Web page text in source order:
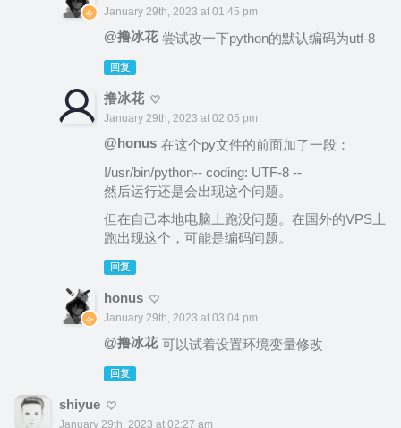
January 29th, 2023 at 01:45 pm
@撸冰花 尝试改一下python的默认编码为utf-8
回复
撸冰花
January 29th, 2023 at 02:05 pm
@honus 在这个py文件的前面加了一段：
!/usr/bin/python-- coding: UTF-8 --
然后运行还是会出现这个问题。
但在自己本地电脑上跑没问题。在国外的VPS上
跑出现这个，可能是编码问题。
回复
honus
January 29th, 2023 at 03:04 pm
@撸冰花 可以试着设置环境变量修改
回复
shiyue
January 29th, 2023 at 02:27 am